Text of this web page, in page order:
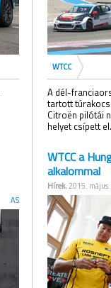
AS
WTCC
A dél-
tartott
Citroën pilótái
helyet csípett el.
WTCC a
alkalommal
Hírek, 2015.